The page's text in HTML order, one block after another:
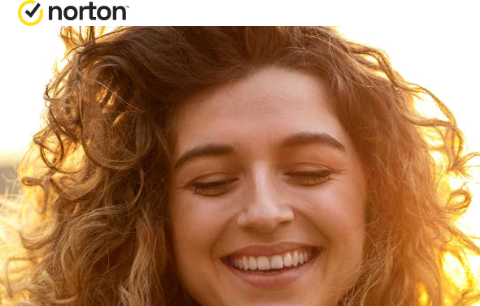
多合一套餐
Norton 360 Premium | Norton 360
专业版
Norton 360 Deluxe | Norton 360 进
阶版
Norton 360 Standard | Norton 360
入门版
Norton 360 游戏玩家版
获取帮助
客户支持